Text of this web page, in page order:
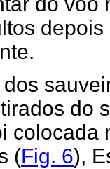
do
colocada
(Fig. 6),